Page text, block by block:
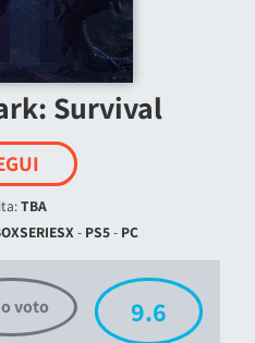
Survival
TBA
- PS5- PC
voto 9.6